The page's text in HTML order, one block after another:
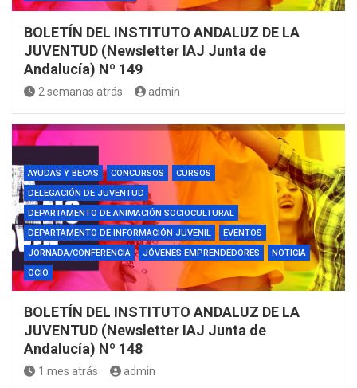
BOLETÍN DEL INSTITUTO ANDALUZ DE LA
JUVENTUD (Newsletter IAJ Junta de
Andalucía) Nº 149
2 semanas atrás admin
AYUDAS Y BECAS CONCURSOS
CURSOS
DELEGACIÓN DE JUVENTUD
DEPARTAMENTO DE ANIMACIÓN SOCIOCULTURAL
DEPARTAMENTO DE INFORMACIÓN JUVENIL
EVENTOS
JORNADA/CONFERENCIA
JÓVENES EMPRENDEDORES
NOTICIA
OCIO
BOLETÍN DEL INSTITUTO ANDALUZ DE LA
JUVENTUD (Newsletter IAJ Junta de
Andalucía) Nº 148
1 mes atrás admin